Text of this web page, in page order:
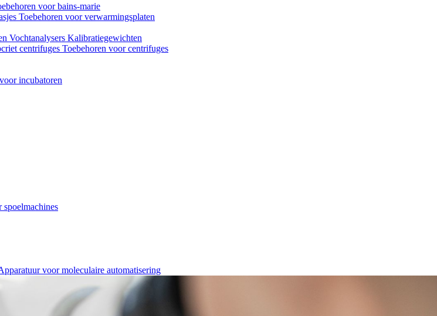
voor bains-marie
Toebehoren voor verwarmingsplaten
Vochtanalysers Kalibratiegewichten
centrifuges Toebehoren voor centrifuges
incubatoren
spoelmachines
voor moleculaire automatisering